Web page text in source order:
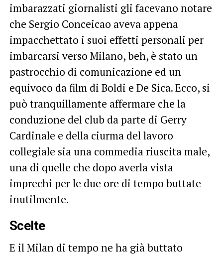
imbarazzati giornalisti gli facevano notare
che Sergio Conceicao aveva appena
impacchettato i suoi effetti personali per
imbarcarsi verso Milano, beh, è stato un
pastrocchio di comunicazione ed un
equivoco da film di Boldi e De Sica. Ecco, si
può tranquillamente affermare che la
conduzione del club da parte di Gerry
Cardinale e della ciurma del lavoro
collegiale sia una commedia riuscita male,
una di quelle che dopo averla vista
imprechi per le due ore di tempo buttate
inutilmente.
Scelte
E il Milan di tempo ne ha già buttato